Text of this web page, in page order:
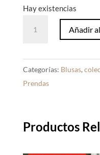
Hay existencias
Encaje
Añadir
Categorías: Blusas,
Prendas
Productos